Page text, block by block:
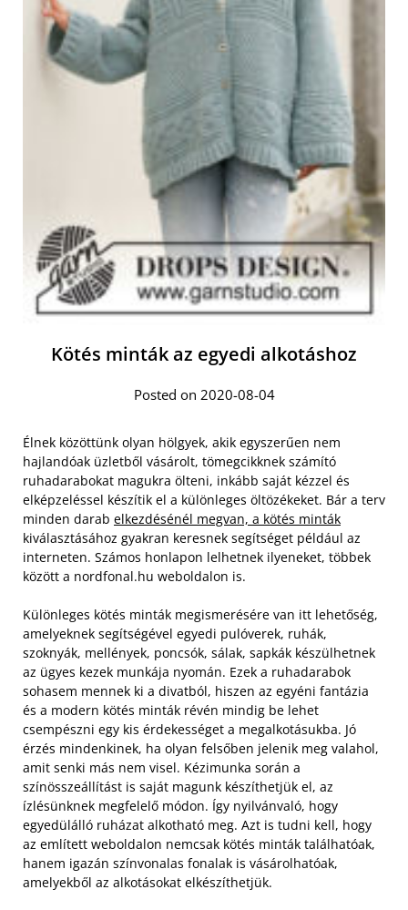
Kötés minták az egyedi alkotáshoz
Posted on 2020-08-04
Élnek közöttünk olyan hölgyek, akik egyszerűen nem
hajlandóak üzletből vásárolt, tömegcikknek számító
ruhadarabokat magukra ölteni, inkább saját kézzel és
elképzeléssel készítik el a különleges öltözékeket. Bár a terv
minden darab elkezdésénél megvan, a kötés minták
kiválasztásához gyakran keresnek segítséget például az
interneten. Számos honlapon lelhetnek ilyeneket, többek
között a nordfonal.hu weboldalon is.
Különleges kötés minták megismerésére van itt lehetőség,
amelyeknek segítségével egyedi pulóverek, ruhák,
szoknyák, mellények, poncsók, sálak, sapkák készülhetnek
az ügyes kezek munkája nyomán. Ezek a ruhadarabok
sohasem mennek ki a divatból, hiszen az egyéni fantázia
és a modern kötés minták révén mindig be lehet
csempészni egy kis érdekességet a megalkotásukba. Jó
érzés mindenkinek, ha olyan felsőben jelenik meg valahol,
amit senki más nem visel. Kézimunka során a
színösszeállítást is saját magunk készíthetjük el, az
ízlésünknek megfelelő módon. Így nyilvánvaló, hogy
egyedülálló ruházat alkotható meg. Azt is tudni kell, hogy
az említett weboldalon nemcsak kötés minták találhatóak,
hanem igazán színvonalas fonalak is vásárolhatóak,
amelyekből az alkotásokat elkészíthetjük.